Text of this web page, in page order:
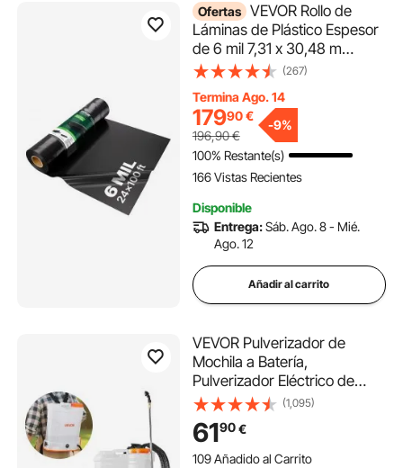
Ofertas VEVOR Rollo de
Láminas de Plástico Espesor
de 6 mil 7,31 x 30,48 m
Barrera de Vapor para
de Polietileno Resistente para
Jardín Suministros de
Plástico Agrícola, Negro
(267)
Termina Ago. 14
17990€
196,90€
-9%
100% Restante(s)
166 Vistas Recientes
Disponible
Entrega:Sáb. Ago. 8 - Mié.
Ago. 12
Añadir al carrito
VEVOR Pulverizador de
Mochila a Batería,
Pulverizador Eléctrico de
Mochila Portátil de 12 L con 2
Varillas Retráctiles y 5
Boquillas, Ajustable de 0-90
PSI, 2 Horas de Autonomía
(1,095)
6190€
109 Añadido al Carrito